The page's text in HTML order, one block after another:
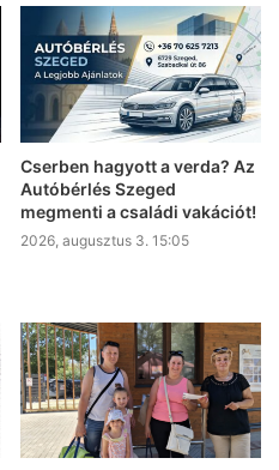
Cserben hagyott a verda? Az
Autóbérlés Szeged
megmenti a családi vakációt!
2026, augusztus 3. 15:05